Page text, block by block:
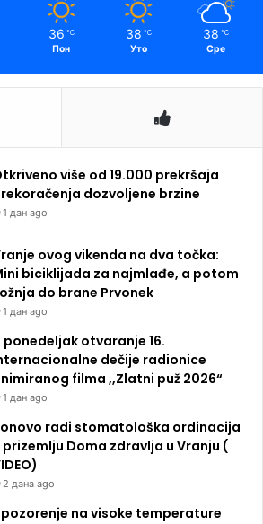
36 ℃
Пон
38 ℃
Уто
38 ℃
Сре
više od 19.000 prekršaja
dozvoljene brzine
1 дан ago
ovog vikenda na dva točka:
biciklijada za najmlađe, a potom
do brane Prvonek
1 дан ago
ponedeljak otvaranje 16.
dečije radionice
filma ,,Zlatni puž 2026“
1 дан ago
radi stomatološka ordinacija
prizemlju Doma zdravlja u Vranju (
2 дана ago
na visoke temperature